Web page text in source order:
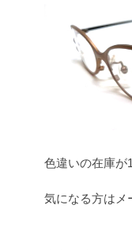
色違いの在庫が
気になる方はメ